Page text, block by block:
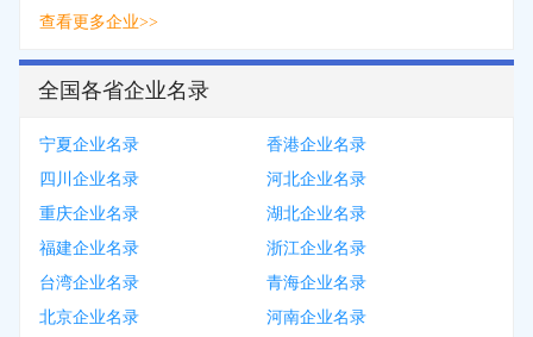
查看更多企业>>
全国各省企业名录
宁夏企业名录
香港企业名录
四川企业名录
河北企业名录
重庆企业名录
湖北企业名录
福建企业名录
浙江企业名录
台湾企业名录
青海企业名录
北京企业名录
河南企业名录